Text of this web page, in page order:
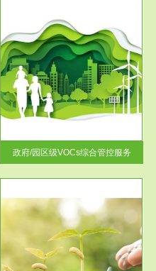
政府/园区级VOCs综合管控服务